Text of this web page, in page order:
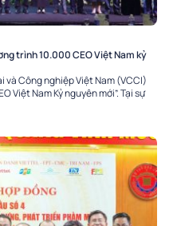
trình 10.000 CEO Việt Nam kỷ
và Công nghiệp Việt Nam (VCCI)
Việt Nam Kỷ nguyên mới”. Tại sự